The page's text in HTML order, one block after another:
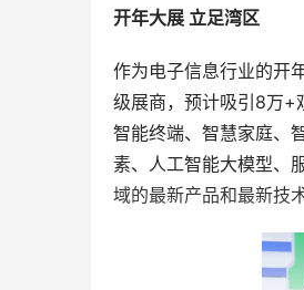
开年大展 立足湾区
作为电子信息行业的开
级展商，预计吸引8万+
智能终端、智慧家庭、
素、人工智能大模型、
域的最新产品和最新技